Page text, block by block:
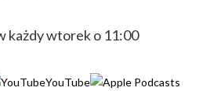
każdy wtorek o 11:00
YouTube